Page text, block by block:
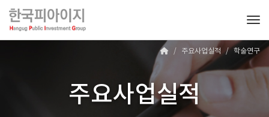
주요사업실적
주요사업실적 학술연구